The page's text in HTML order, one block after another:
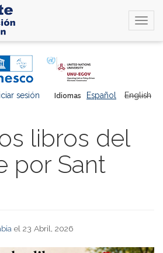
Idiomas Español English
sesión
libros del
por Sant
el 23 Abril, 2026